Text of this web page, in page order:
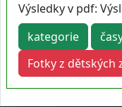
Výsledky v pdf:
kategorie
Fotky z dětských